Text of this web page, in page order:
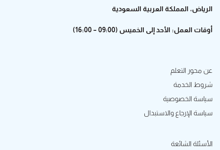
الرياض، المملكة العربية السعودية
أوقات العمل: الأحد إلى الخميس (09:00 – 16:00)
عن محور التعلم
شروط الخدمة
سياسة الخصوصية
سياسة الإرجاع والاستبدال
الأسئلة الشائعة